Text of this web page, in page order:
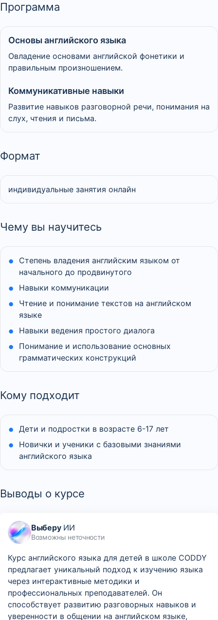
Программа
Основы английского языка
Овладение основами английской фонетики и
правильным произношением.
Коммуникативные навыки
Развитие навыков разговорной речи, понимания на
слух, чтения и письма.
Формат
индивидуальные занятия онлайн
Чему вы научитесь
Степень владения английским языком от
начального до продвинутого
Навыки коммуникации
Чтение и понимание текстов на английском
языке
Навыки ведения простого диалога
Понимание и использование основных
грамматических конструкций
Кому подходит
Дети и подростки в возрасте 6-17 лет
Новички и ученики с базовыми знаниями
английского языка
Выводы о курсе
ВыберуИИ
Возможны неточности
Курс английского языка для детей в школе CODDY
предлагает уникальный подход к изучению языка
через интерактивные методики и
профессиональных преподавателей. Он
способствует развитию разговорных навыков и
уверенности в общении на английском языке,